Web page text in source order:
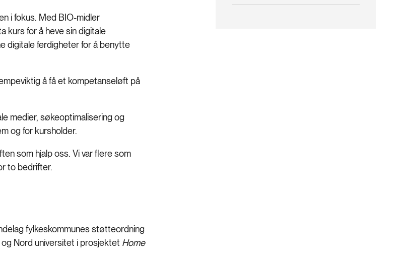
i fokus. Med BIO-midler
kurs for å heve sin digitale
digitale ferdigheter for å benytte
å få et kompetanseløft på
medier, søkeoptimalisering og
og for kursholder.
som hjalp oss. Vi var flere som
to bedrifter.
fylkeskommunes støtteordning
Nord universitet i prosjektet Home